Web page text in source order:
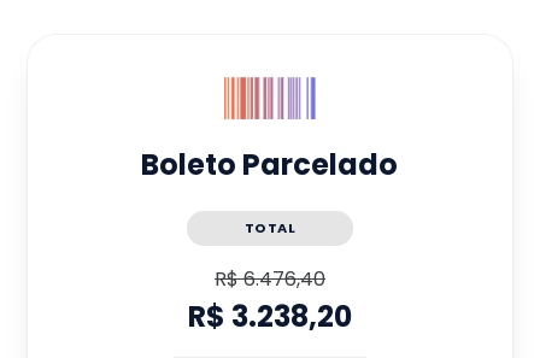
Boleto Parcelado
TOTAL
R$ 6.476,40
R$ 3.238,20